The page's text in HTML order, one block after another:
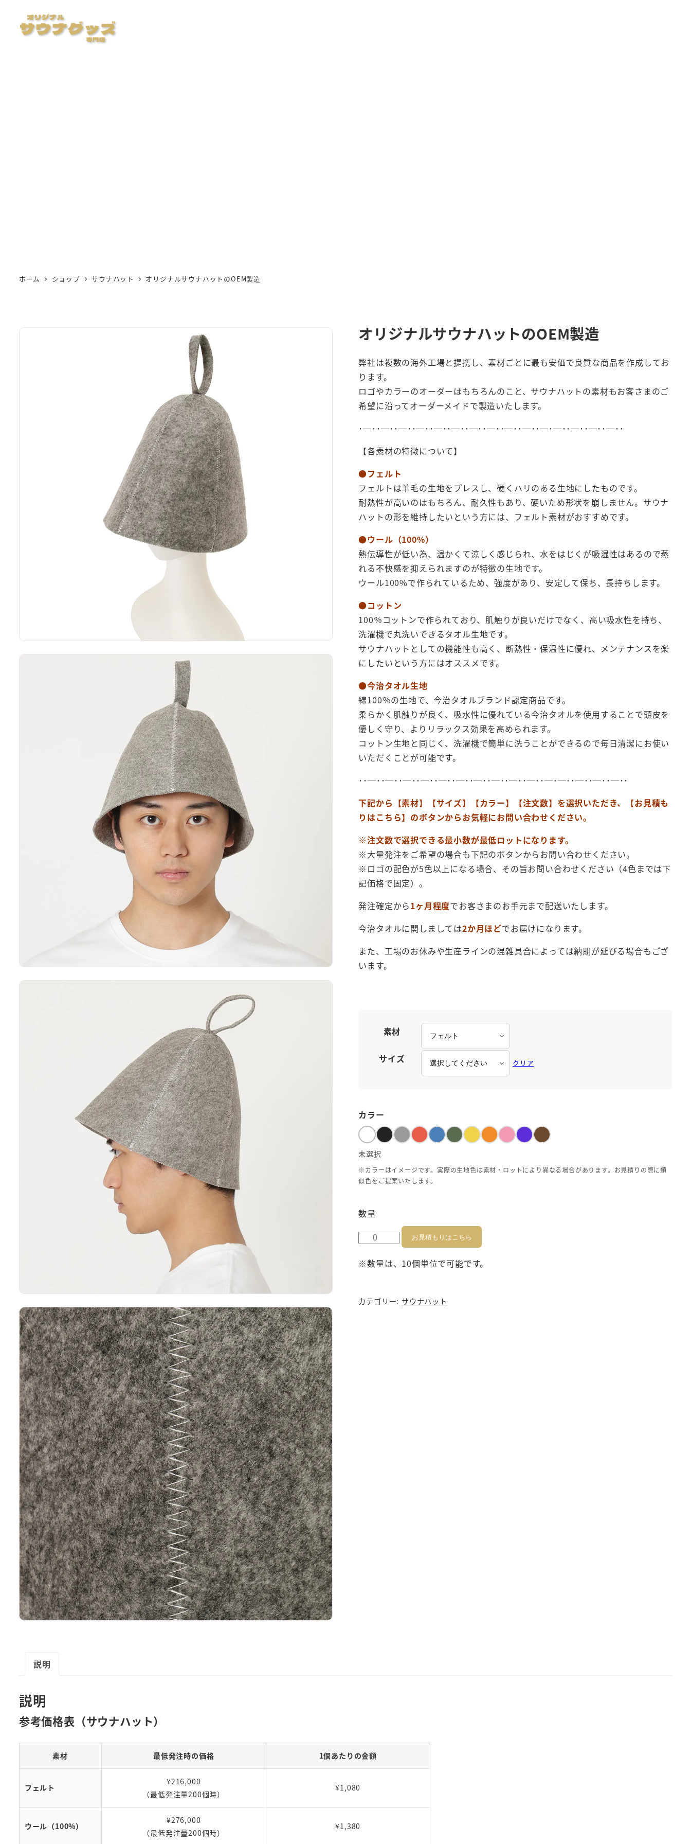
ホーム ショップ サウナハット オリジナルサウナハットのOEM製造
オリジナルサウナハットのOEM製造
弊社は複数の海外工場と提携し、素材ごとに最も安価で良質な商品を作成してお
ります。
ロゴやカラーのオーダーはもちろんのこと、サウナハットの素材もお客さまのご
希望に沿ってオーダーメイドで製造いたします。
･─･･─･･─･･─･･─･･─･･─･･─･･─･･─･･─･─･･─･･─･･─･･
【各素材の特徴について】
●フェルト
フェルトは羊毛の生地をプレスし、硬くハリのある生地にしたものです。
耐熱性が高いのはもちろん、耐久性もあり、硬いため形状を崩しません。サウナ
ハットの形を維持したいという方には、フェルト素材がおすすめです。
●ウール（100%）
熱伝導性が低い為、温かくて涼しく感じられ、水をはじくが吸湿性はあるので蒸
れる不快感を抑えられますのが特徴の生地です。
ウール100%で作られているため、強度があり、安定して保ち、長持ちします。
●コットン
100％コットンで作られており、肌触りが良いだけでなく、高い吸水性を持ち、
洗濯機で丸洗いできるタオル生地です。
サウナハットとしての機能性も高く、断熱性・保温性に優れ、メンテナンスを楽
にしたいという方にはオススメです。
●今治タオル生地
綿100％の生地で、今治タオルブランド認定商品です。
柔らかく肌触りが良く、吸水性に優れている今治タオルを使用することで頭皮を
優しく守り、よりリラックス効果を高められます。
コットン生地と同じく、洗濯機で簡単に洗うことができるので毎日清潔にお使い
いただくことが可能です。
･･─･･─･･─･･─･･─･･─･･─･･─･･─･･─･･─･─･･─･･─･･─･･
下記から【素材】【サイズ】【カラー】【注文数】を選択いただき、【お見積も
りはこちら】のボタンからお気軽にお問い合わせください。
※注文数で選択できる最小数が最低ロットになります。
※大量発注をご希望の場合も下記のボタンからお問い合わせください。
※ロゴの配色が5色以上になる場合、その旨お問い合わせください（4色までは下
記価格で固定）。
発注確定から1ヶ月程度でお客さまのお手元まで配送いたします。
今治タオルに関しましては2か月ほどでお届けになります。
また、工場のお休みや生産ラインの混雑具合によっては納期が延びる場合もござ
います。
素材
サイズ クリア
カラー
未選択
※カラーはイメージです。実際の生地色は素材・ロットにより異なる場合があります。お見積りの際に類
似色をご提案いたします。
数量
オ
ジ
サ
お見積もりはこちら
※数量は、10個単位で可能です。
カテゴリー: サウナハット
説明
説明
参考価格表（サウナハット）
素材 最低発注時の価格 1個あたりの金額
フェルト
¥216,000
（最低発注量200個時）
¥1,080
ウール（100%）
¥276,000
（最低発注量200個時）
¥1,380